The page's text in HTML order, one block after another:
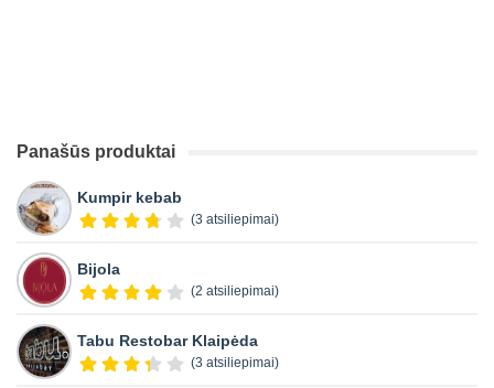
Panašūs produktai
Kumpir kebab
(3 atsiliepimai)
Bijola
(2 atsiliepimai)
Tabu Restobar Klaipėda
(3 atsiliepimai)